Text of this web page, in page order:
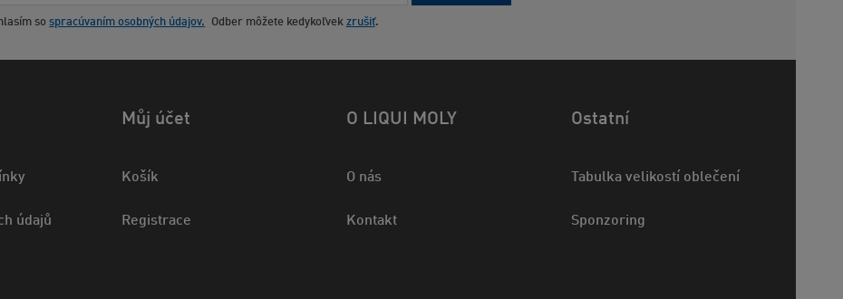
so spracúvaním osobných údajov. Odber môžete kedykoľvek zrušiť.
údajů
Můj účet
Košík
Registrace
O LIQUI MOLY
O nás
Kontakt
Ostatní
Tabulka velikostí oblečení
Sponzoring